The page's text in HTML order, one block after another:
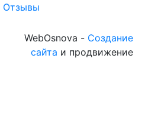
Отзывы
WebOsnova - Создание
сайта и продвижение